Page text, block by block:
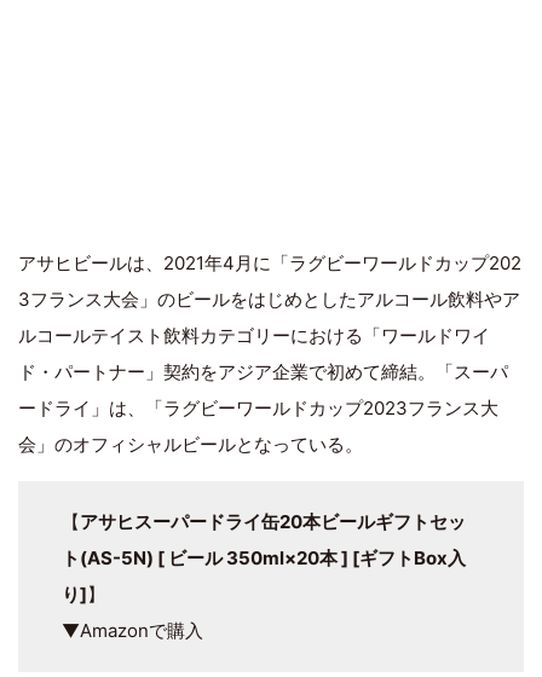
アサヒビールは、2021年4月に「ラグビーワールドカップ202
3フランス大会」のビールをはじめとしたアルコール飲料やア
ルコールテイスト飲料カテゴリーにおける「ワールドワイ
ド・パートナー」契約をアジア企業で初めて締結。「スーパ
ードライ」は、「ラグビーワールドカップ2023フランス大
会」のオフィシャルビールとなっている。
【アサヒスーパードライ缶20本ビールギフトセッ
ト(AS-5N) [ ビール 350ml×20本 ] [ギフトBox入
り]】
▼Amazonで購入